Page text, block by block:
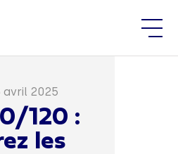
avril 2025
120 :
les